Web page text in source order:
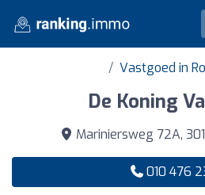
Vastgoed in
De Koning
Mariniersweg 72A,
010 476